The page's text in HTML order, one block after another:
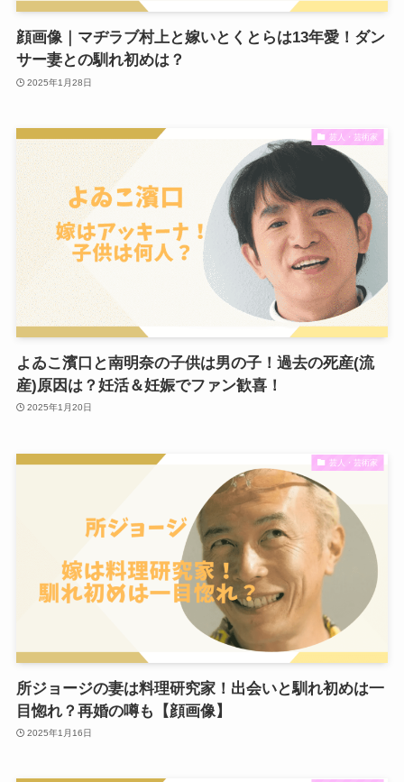
顔画像｜マヂラブ村上と嫁いとくとらは13年愛！ダン
サー妻との馴れ初めは？
2025年1月28日
芸人・芸術家
よゐこ濱口と南明奈の子供は男の子！過去の死産(流
産)原因は？妊活＆妊娠でファン歓喜！
2025年1月20日
芸人・芸術家
所ジョージの妻は料理研究家！出会いと馴れ初めは一
目惚れ？再婚の噂も【顔画像】
2025年1月16日